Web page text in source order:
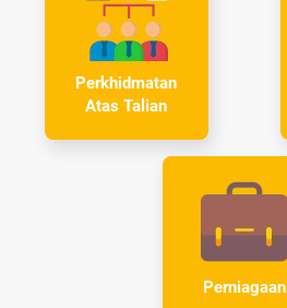
Perkhidmatan
Atas Talian
Perniagaan